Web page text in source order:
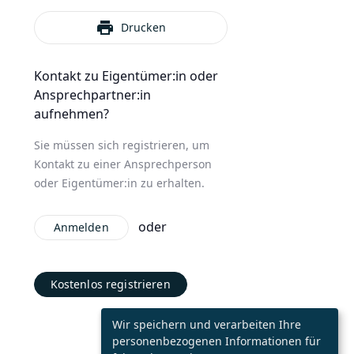
print Drucken
Kontakt zu Eigentümer:in oder
Ansprechpartner:in
aufnehmen?
Sie müssen sich registrieren, um
Kontakt zu einer Ansprechperson
oder Eigentümer:in zu erhalten.
Anmelden oder
Kostenlos registrieren
Wir speichern und verarbeiten Ihre
personenbezogenen Informationen für